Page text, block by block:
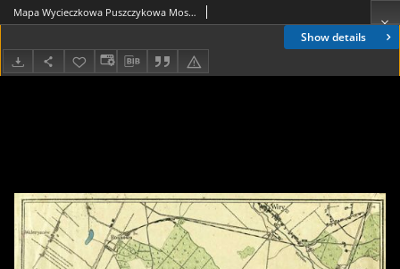
Show details
Mapa Wycieczkowa Puszczykowa Mosiny